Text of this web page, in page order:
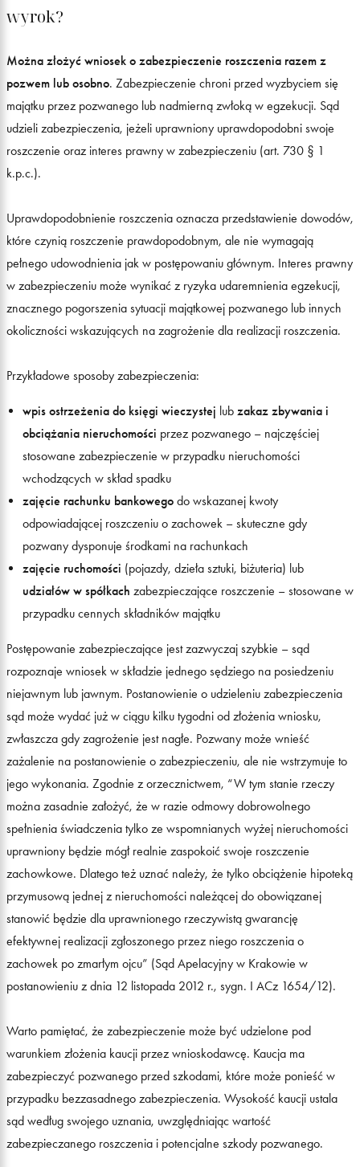
wyrok?
Można złożyć wniosek o zabezpieczenie roszczenia razem z
pozwem lub osobno. Zabezpieczenie chroni przed wyzbyciem się
majątku przez pozwanego lub nadmierną zwłoką w egzekucji. Sąd
udzieli zabezpieczenia, jeżeli uprawniony uprawdopodobni swoje
roszczenie oraz interes prawny w zabezpieczeniu (art. 730 § 1
k.p.c.).
Uprawdopodobnienie roszczenia oznacza przedstawienie dowodów,
które czynią roszczenie prawdopodobnym, ale nie wymagają
pełnego udowodnienia jak w postępowaniu głównym. Interes prawny
w zabezpieczeniu może wynikać z ryzyka udaremnienia egzekucji,
znacznego pogorszenia sytuacji majątkowej pozwanego lub innych
okoliczności wskazujących na zagrożenie dla realizacji roszczenia.
Przykładowe sposoby zabezpieczenia:
wpis ostrzeżenia do księgi wieczystej lub zakaz zbywania i
obciążania nieruchomości przez pozwanego – najczęściej
stosowane zabezpieczenie w przypadku nieruchomości
wchodzących w skład spadku
zajęcie rachunku bankowego do wskazanej kwoty
odpowiadającej roszczeniu o zachowek – skuteczne gdy
pozwany dysponuje środkami na rachunkach
zajęcie ruchomości (pojazdy, dzieła sztuki, biżuteria) lub
udziałów w spółkach zabezpieczające roszczenie – stosowane w
przypadku cennych składników majątku
Postępowanie zabezpieczające jest zazwyczaj szybkie – sąd
rozpoznaje wniosek w składzie jednego sędziego na posiedzeniu
niejawnym lub jawnym. Postanowienie o udzieleniu zabezpieczenia
sąd może wydać już w ciągu kilku tygodni od złożenia wniosku,
zwłaszcza gdy zagrożenie jest nagłe. Pozwany może wnieść
zażalenie na postanowienie o zabezpieczeniu, ale nie wstrzymuje to
jego wykonania. Zgodnie z orzecznictwem, “W tym stanie rzeczy
można zasadnie założyć, że w razie odmowy dobrowolnego
spełnienia świadczenia tylko ze wspomnianych wyżej nieruchomości
uprawniony będzie mógł realnie zaspokoić swoje roszczenie
zachowkowe. Dlatego też uznać należy, że tylko obciążenie hipoteką
przymusową jednej z nieruchomości należącej do obowiązanej
stanowić będzie dla uprawnionego rzeczywistą gwarancję
efektywnej realizacji zgłoszonego przez niego roszczenia o
zachowek po zmarłym ojcu” (Sąd Apelacyjny w Krakowie w
postanowieniu z dnia 12 listopada 2012 r., sygn. I ACz 1654/12).
Warto pamiętać, że zabezpieczenie może być udzielone pod
warunkiem złożenia kaucji przez wnioskodawcę. Kaucja ma
zabezpieczyć pozwanego przed szkodami, które może ponieść w
przypadku bezzasadnego zabezpieczenia. Wysokość kaucji ustala
sąd według swojego uznania, uwzględniając wartość
zabezpieczanego roszczenia i potencjalne szkody pozwanego.